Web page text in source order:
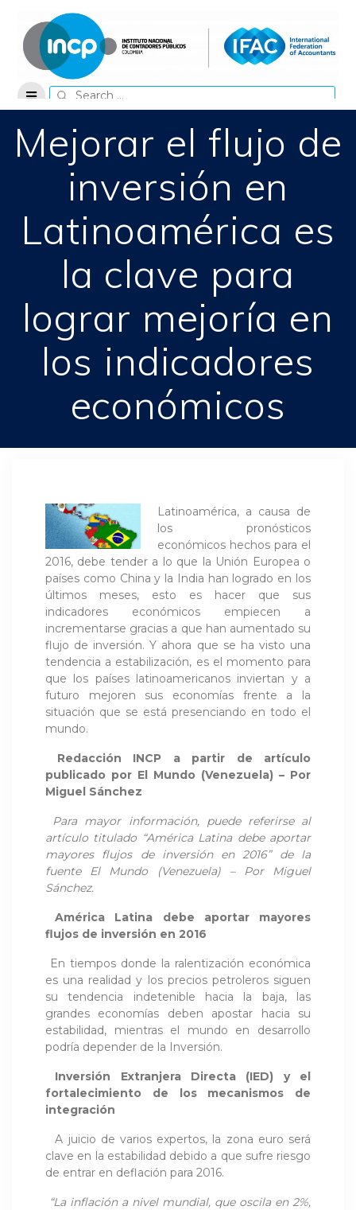
content
Search
for:
Mejorar el flujo de
inversión en
Latinoamérica es
la clave para
lograr mejoría en
los indicadores
económicos
Latinoamérica, a causa de
los pronósticos
económicos hechos para el
2016, debe tender a lo que la Unión Europea o
países como China y la India han logrado en los
últimos meses, esto es hacer que sus
indicadores económicos empiecen a
incrementarse gracias a que han aumentado su
flujo de inversión. Y ahora que se ha visto una
tendencia a estabilización, es el momento para
que los países latinoamericanos inviertan y a
futuro mejoren sus economías frente a la
situación que se está presenciando en todo el
mundo.
Redacción INCP a partir de artículo
publicado por El Mundo (Venezuela) – Por
Miguel Sánchez
Para mayor información, puede referirse al
artículo titulado “América Latina debe aportar
mayores flujos de inversión en 2016” de la
fuente El Mundo (Venezuela) – Por Miguel
Sánchez.
América Latina debe aportar mayores
flujos de inversión en 2016
En tiempos donde la ralentización económica
es una realidad y los precios petroleros siguen
su tendencia indetenible hacia la baja, las
grandes economías deben apostar hacia su
estabilidad, mientras el mundo en desarrollo
podría depender de la Inversión.
Inversión Extranjera Directa (IED) y el
fortalecimiento de los mecanismos de
integración
A juicio de varios expertos, la zona euro será
clave en la estabilidad debido a que sufre riesgo
de entrar en deflación para 2016.
“La inflación a nivel mundial, que oscila en 2%,